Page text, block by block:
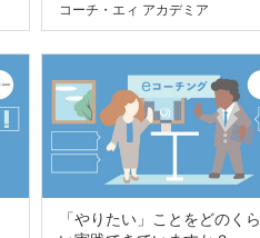
コーチ・エィ アカデミア
「やりたい」ことをどのくら